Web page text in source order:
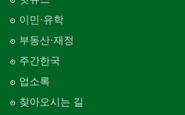
이민·유학
부동산·재정
주간한국
업소록
찾아오시는 길